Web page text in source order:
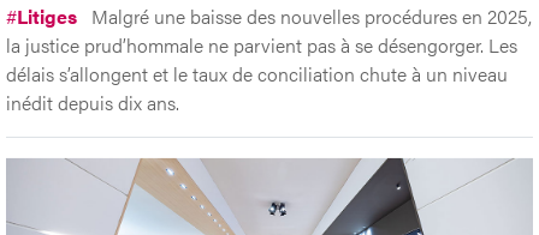
#Litiges Malgré une baisse des nouvelles procédures en 2025,
la justice prud’hommale ne parvient pas à se désengorger. Les
délais s’allongent et le taux de conciliation chute à un niveau
inédit depuis dix ans.